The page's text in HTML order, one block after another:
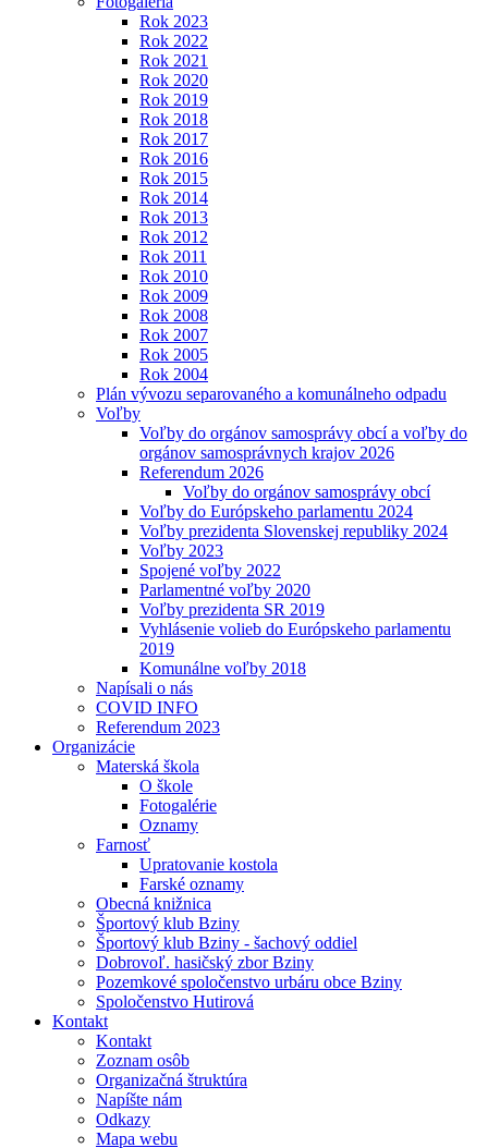
Rok 2023
Rok 2022
Rok 2021
Rok 2020
Rok 2019
Rok 2018
Rok 2017
Rok 2016
Rok 2015
Rok 2014
Rok 2013
Rok 2012
Rok 2011
Rok 2010
Rok 2009
Rok 2008
Rok 2007
Rok 2005
Rok 2004
Plán vývozu separovaného a komunálneho odpadu
Voľby
Voľby do orgánov samosprávy obcí a voľby do
orgánov samosprávnych krajov 2026
Referendum 2026
Voľby do orgánov samosprávy obcí
Voľby do Európskeho parlamentu 2024
Voľby prezidenta Slovenskej republiky 2024
Voľby 2023
Spojené voľby 2022
Parlamentné voľby 2020
Voľby prezidenta SR 2019
Vyhlásenie volieb do Európskeho parlamentu
2019
Komunálne voľby 2018
Napísali o nás
COVID INFO
Referendum 2023
Organizácie
Materská škola
O škole
Fotogalérie
Oznamy
Farnosť
Upratovanie kostola
Farské oznamy
Obecná knižnica
Športový klub Bziny
Športový klub Bziny - šachový oddiel
Dobrovoľ. hasičský zbor Bziny
Pozemkové spoločenstvo urbáru obce Bziny
Spoločenstvo Hutirová
Kontakt
Kontakt
Zoznam osôb
Organizačná štruktúra
Napíšte nám
Odkazy
Mapa webu